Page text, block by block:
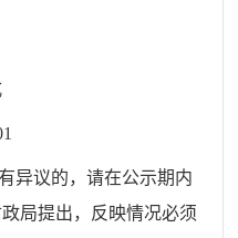
异议的，请在公示期内
局提出，反映情况必须